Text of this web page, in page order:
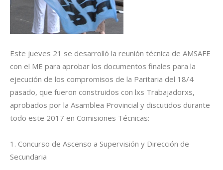
Este jueves 21 se desarrolló la reunión técnica de AMSAFE
con el ME para aprobar los documentos finales para la
ejecución de los compromisos de la Paritaria del 18/4
pasado, que fueron construidos con lxs Trabajadorxs,
aprobados por la Asamblea Provincial y discutidos durante
todo este 2017 en Comisiones Técnicas:
1. Concurso de Ascenso a Supervisión y Dirección de
Secundaria